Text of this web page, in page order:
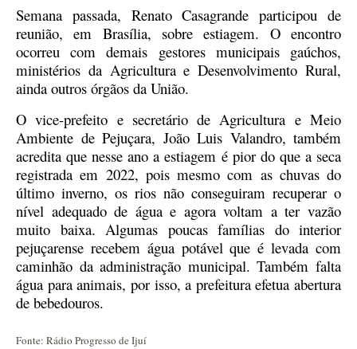
Semana passada, Renato Casagrande participou de
reunião, em Brasília, sobre estiagem. O encontro
ocorreu com demais gestores municipais gaúchos,
ministérios da Agricultura e Desenvolvimento Rural,
ainda outros órgãos da União.
O vice-prefeito e secretário de Agricultura e Meio
Ambiente de Pejuçara, João Luis Valandro, também
acreditaque nesse ano a estiagem é pior do que a seca
registrada em 2022, pois mesmo com as chuvas do
último inverno, os rios não conseguiram recuperar o
nível adequado de água e agora voltam a ter vazão
muito baixa. Algumas poucas famílias do interior
pejuçarense recebem água potável que é levada com
caminhão da administração municipal. Também falta
água para animais, por isso, a prefeitura efetua abertura
de bebedouros.
Fonte: Rádio Progresso de Ijuí